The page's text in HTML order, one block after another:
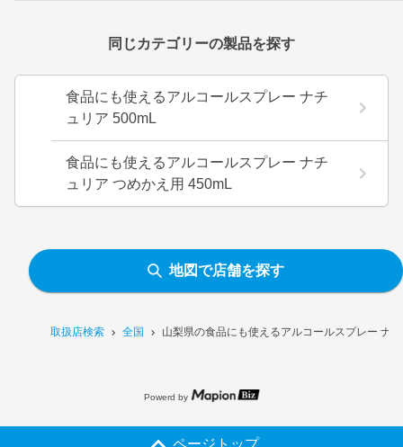
取扱店検索 全国 山梨県の食品にも使えるアルコールスプレー ナ
同じカテゴリーの製品を探す
食品にも使えるアルコールスプレー ナチ
ュリア 500mL
食品にも使えるアルコールスプレー ナチ
ュリア つめかえ用 450mL
地図で店舗を探す
Powerd by
ページトップ